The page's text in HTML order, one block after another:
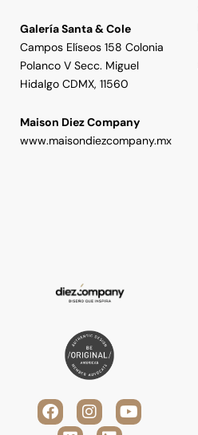
Galería Santa & Cole
Campos Elíseos 158 Colonia
Polanco V Secc. Miguel
Hidalgo CDMX, 11560
Maison Diez Company
www.maisondiezcompany.mx
F
a
I
n
Y
o
V
i
L
i